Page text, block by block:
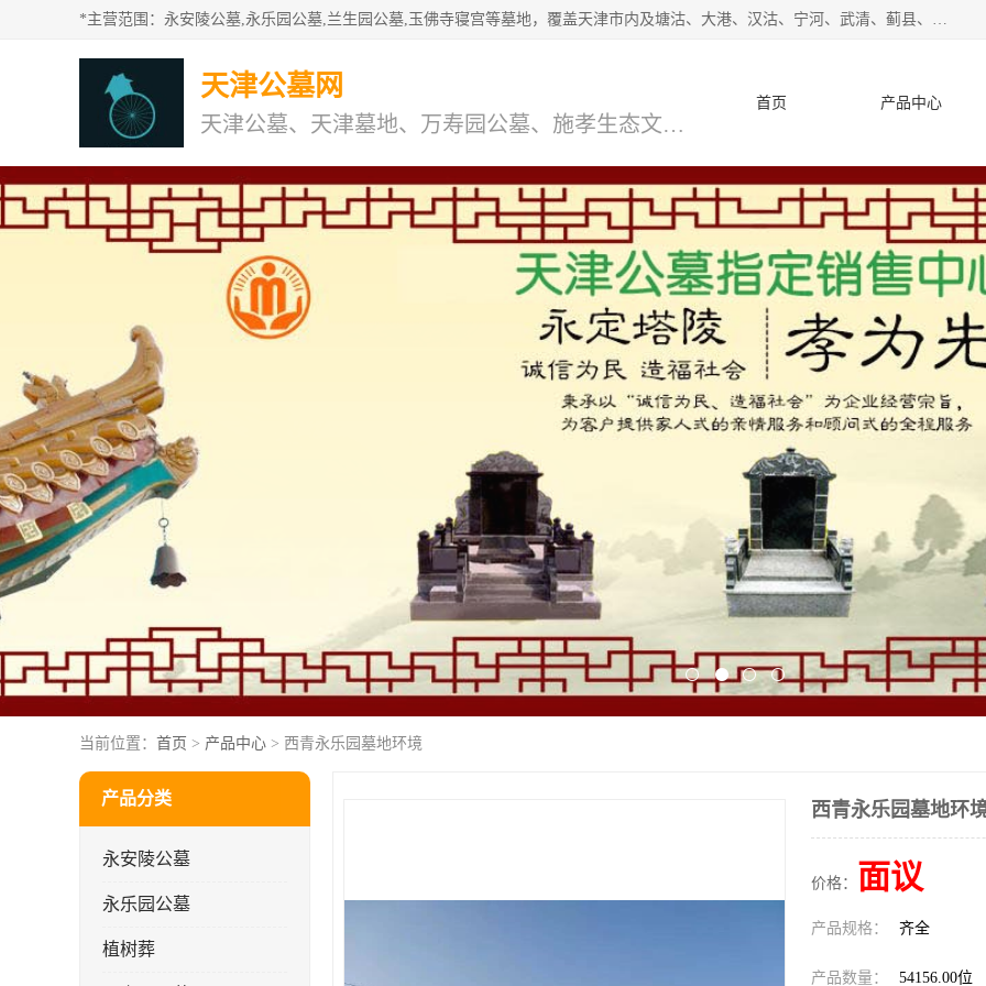
*主营范围：永安陵公墓,永乐园公墓,兰生园公墓,玉佛寺寝宫等墓地，覆盖天津市内及塘沽、大港、汉沽、宁河、武清、蓟县、静海、廊坊、北京、沧州等区域本中心由中国公墓网、天津公墓网、中国陵网、中国周易学会联合推举，我们的团队将会以优质的服务，竭诚为您服务，期待您的来电。
天津公墓网
天津公墓、天津墓地、万寿园公墓、施孝生态文化陵园
首页 产品中心
当前位置： 首页 > 产品中心 > 西青永乐园墓地环境
产品分类
永安陵公墓
永乐园公墓
植树葬
西青永乐园墓地环
价格： 面议
产品规格： 齐全
产品数量： 54156.00位